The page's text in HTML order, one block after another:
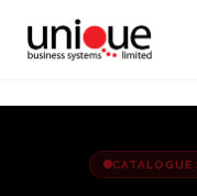
CATALOGUE